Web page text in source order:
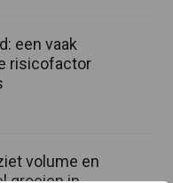
een vaak
risicofactor
volume en